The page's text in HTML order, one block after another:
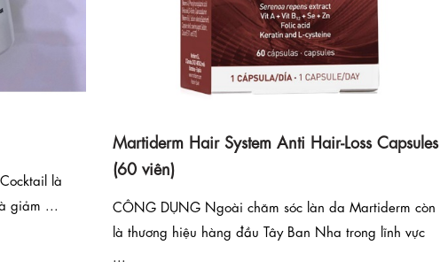
là
giảm ...
Martiderm Hair System Anti Hair-Loss Capsules
(60 viên)
CÔNG DỤNG Ngoài chăm sóc làn da Martiderm còn
là thương hiệu hàng đầu Tây Ban Nha trong lĩnh vực